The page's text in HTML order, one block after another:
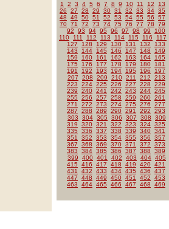
1 2 3 4 5 6 7 8 9 10 11 12
13
26
27 28 29 30 31 32 33 34 35
48
49 50 51 52 53 54 55 56
57
70 71 72 73 74 75 76 77 78
79
92
93 94 95 96 97 98 99
100
110
111 112 113 114 115 116
117
127
128 129 130 131 132
133
143
144 145 146 147 148
149
159
160 161 162 163 164
165
175
176 177 178 179 180
181
191
192 193 194 195 196
197
207
208 209 210 211 212
213
223
224 225 226 227 228
229
239
240 241 242 243 244 245
255
256 257 258 259 260 261
271
272 273 274 275 276
277
287
288 289 290 291 292
293
303
304 305 306 307 308
309
319
320 321 322 323 324 325
335
336 337 338 339 340 341
351
352 353 354 355 356
357
367
368 369 370 371 372
373
383
384 385 386 387 388
389
399
400 401 402 403 404 405
415
416 417 418 419 420 421
431
432 433 434 435 436
437
447
448 449 450 451 452
453
463
464 465 466 467 468 469